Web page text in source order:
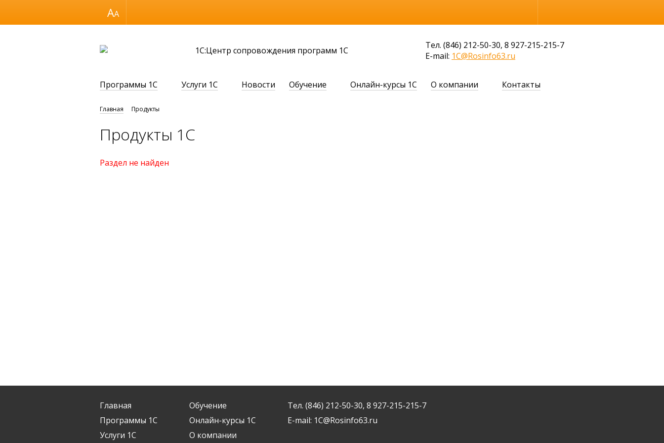
Размер шрифта
1С:Центр сопровождения программ 1С
Тел. (846) 212-50-30, 8 927-215-215-7
Е-mail: 1C@Rosinfo63.ru
Программы 1С Услуги 1С Новости Обучение Онлайн-курсы 1С О компании Контакты
Главная Продукты
Продукты 1С
Раздел не найден
Главная
Программы 1С
Услуги 1С
Обучение
Онлайн-курсы 1С
О компании
Тел. (846) 212-50-30, 8 927-215-215-7
Е-mail: 1C@Rosinfo63.ru